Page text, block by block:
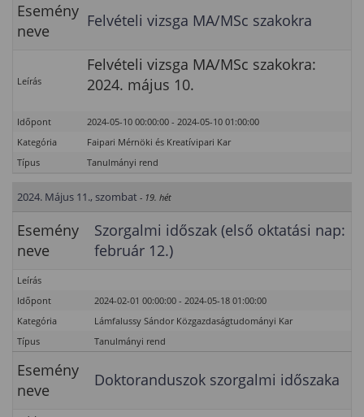
Esemény
neve
Felvételi vizsga MA/MSc szakokra
Leírás
Felvételi vizsga MA/MSc szakokra:
2024. május 10.
Időpont
2024-05-10 00:00:00 - 2024-05-10 01:00:00
Kategória
Faipari Mérnöki és Kreatívipari Kar
Típus
Tanulmányi rend
2024. Május 11., szombat - 19. hét
Esemény
neve
Szorgalmi időszak (első oktatási nap:
február 12.)
Leírás
Időpont
2024-02-01 00:00:00 - 2024-05-18 01:00:00
Kategória
Lámfalussy Sándor Közgazdaságtudományi Kar
Típus
Tanulmányi rend
Esemény
neve
Doktoranduszok szorgalmi időszaka